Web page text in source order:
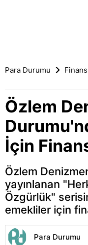
Para Durumu Finans
Özlem
İçin
Özlem
yayınlanan
Özgürlük"
emekliler için
Para Durumu